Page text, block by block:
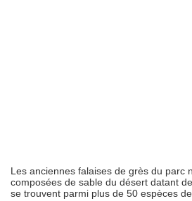
Les anciennes falaises de grès du parc
composées de sable du désert datant
se trouvent parmi plus de 50 espèces